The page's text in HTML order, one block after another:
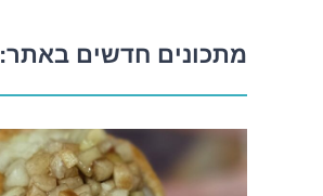
מתכונים חדשים באתר: